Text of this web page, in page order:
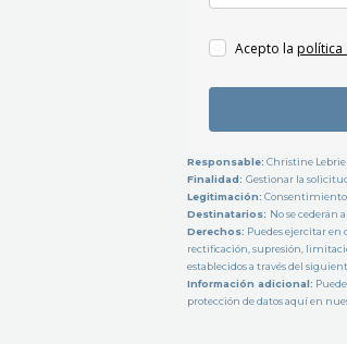
Acepto la política
Responsable: Christine
Finalidad: Gestionar la
Legitimación: Consentimiento
Destinatarios: No se cederán
Derechos: Puedes ejercitar en
rectificación, supresión,
establecidos a través del
Información adicional:
protección de datos aquí en